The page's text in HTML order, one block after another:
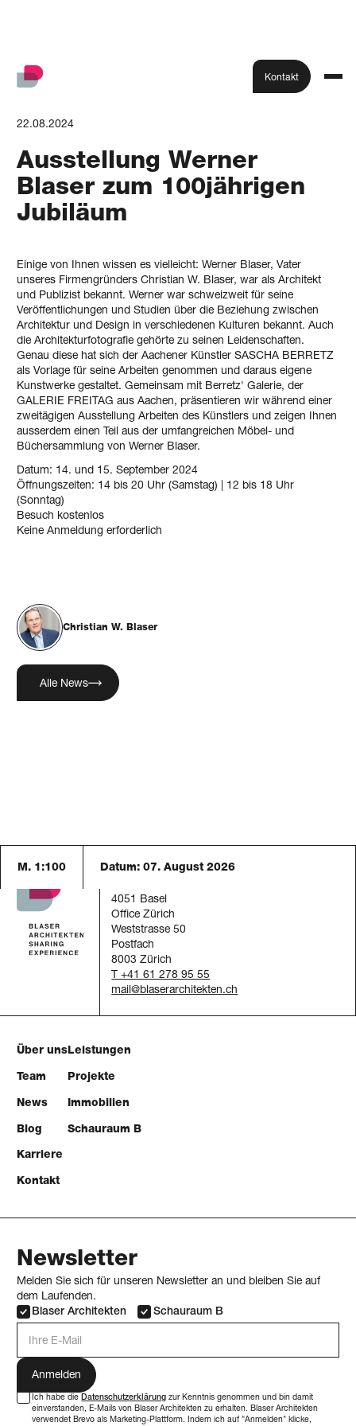
Kontakt
22.08.2024
Ausstellung Werner
Blaser zum 100jährigen
Jubiläum
Einige von Ihnen wissen es vielleicht: Werner Blaser, Vater
unseres Firmengründers Christian W. Blaser, war als Architekt
und Publizist bekannt. Werner war schweizweit für seine
Veröffentlichungen und Studien über die Beziehung zwischen
Architektur und Design in verschiedenen Kulturen bekannt. Auch
die Architekturfotografie gehörte zu seinen Leidenschaften.
Genau diese hat sich der Aachener Künstler SASCHA BERRETZ
als Vorlage für seine Arbeiten genommen und daraus eigene
Kunstwerke gestaltet. Gemeinsam mit Berretz' Galerie, der
GALERIE FREITAG aus Aachen, präsentieren wir während einer
zweitägigen Ausstellung Arbeiten des Künstlers und zeigen Ihnen
ausserdem einen Teil aus der umfangreichen Möbel- und
Büchersammlung von Werner Blaser.
Datum: 14. und 15. September 2024
Öffnungszeiten: 14 bis 20 Uhr (Samstag) | 12 bis 18 Uhr
(Sonntag)
Besuch kostenlos
Keine Anmeldung erforderlich
Christian W. Blaser
Alle News
M. 1:100 Datum: 07. August 2026
Blaser Architekten AG
4051 Basel
Office Zürich
Weststrasse 50
Postfach
8003 Zürich
T +41 61 278 95 55
mail
Über uns
Team
News
Blog
Karriere
Kontakt
Leistungen
Projekte
Immobilien
Schauraum B
Newsletter
Melden Sie sich für unseren Newsletter an und bleiben Sie auf
dem Laufenden.
Blaser Architekten
Schauraum B
Ich habe dieDatenschutzerklärung zur Kenntnis genommen und bin damit
einverstanden, E-Mails von Blaser Architekten zu erhalten. Blaser Architekten
verwendet Brevo als Marketing-Plattform. Indem ich auf "Anmelden" klicke,